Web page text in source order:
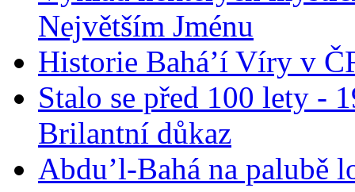
Největším Jménu
Historie Bahá’í Víry v
Stalo se před 100 lety -
Brilantní důkaz
Abdu’l-Bahá na palubě